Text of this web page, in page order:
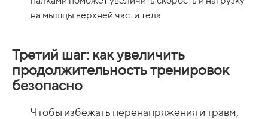
на мышцы верхней части тела.
Третий шаг: как увеличить
продолжительность тренировок
безопасно
Чтобы избежать перенапряжения и травм,